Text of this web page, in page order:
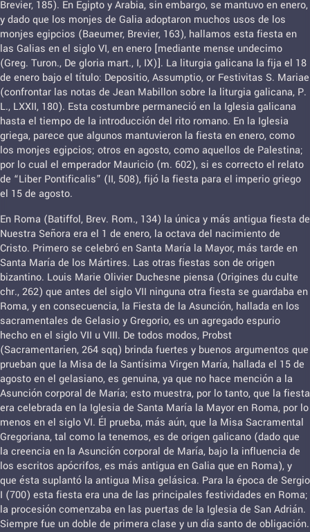
Brevier, 185). En Egipto y Arabia, sin embargo, se mantuvo en enero,
y dado que los monjes de Galia adoptaron muchos usos de los
monjes egipcios (Baeumer, Brevier, 163), hallamos esta fiesta en
las Galias en el siglo VI, en enero [mediante mense undecimo
(Greg. Turon., De gloria mart., I, IX)]. La liturgia galicana la fija el 18
de enero bajo el título: Depositio, Assumptio, or Festivitas S. Mariae
(confrontar las notas de Jean Mabillon sobre la liturgia galicana, P.
L., LXXII, 180). Esta costumbre permaneció en la Iglesia galicana
hasta el tiempo de la introducción del rito romano. En la Iglesia
griega, parece que algunos mantuvieron la fiesta en enero, como
los monjes egipcios; otros en agosto, como aquellos de Palestina;
por lo cual el emperador Mauricio (m. 602), si es correcto el relato
de “Liber Pontificalis” (II, 508), fijó la fiesta para el imperio griego
el 15 de agosto.
En Roma (Batiffol, Brev. Rom., 134) la única y más antigua fiesta de
Nuestra Señora era el 1 de enero, la octava del nacimiento de
Cristo. Primero se celebró en Santa María la Mayor, más tarde en
Santa María de los Mártires. Las otras fiestas son de origen
bizantino. Louis Marie Olivier Duchesne piensa (Origines du culte
chr., 262) que antes del siglo VII ninguna otra fiesta se guardaba en
Roma, y en consecuencia, la Fiesta de la Asunción, hallada en los
sacramentales de Gelasio y Gregorio, es un agregado espurio
hecho en el siglo VII u VIII. De todos modos, Probst
(Sacramentarien, 264 sqq) brinda fuertes y buenos argumentos que
prueban que la Misa de la Santísima Virgen María, hallada el 15 de
agosto en el gelasiano, es genuina, ya que no hace mención a la
Asunción corporal de María; esto muestra, por lo tanto, que la fiesta
era celebrada en la Iglesia de Santa María la Mayor en Roma, por lo
menos en el siglo VI. Él prueba, más aún, que la Misa Sacramental
Gregoriana, tal como la tenemos, es de origen galicano (dado que
la creencia en la Asunción corporal de María, bajo la influencia de
los escritos apócrifos, es más antigua en Galia que en Roma), y
que ésta suplantó la antigua Misa gelásica. Para la época de Sergio
I (700) esta fiesta era una de las principales festividades en Roma;
la procesión comenzaba en las puertas de la Iglesia de San Adrián.
Siempre fue un doble de primera clase y un día santo de obligación.